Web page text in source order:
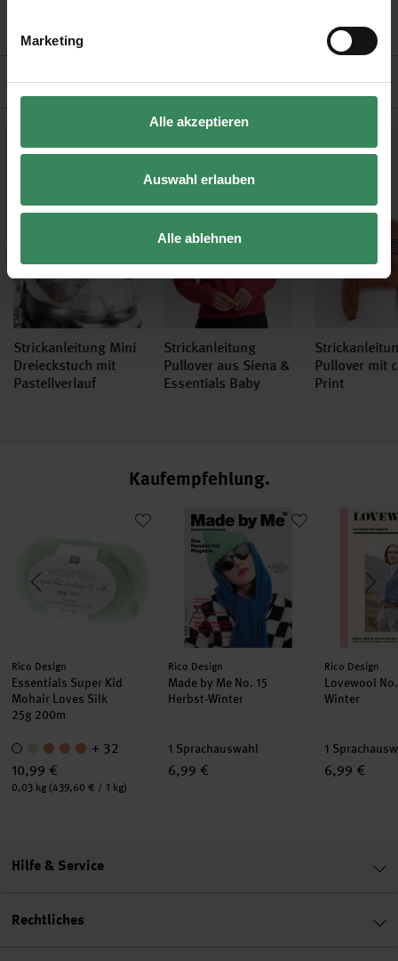
Marketing
Alle akzeptieren
Auswahl erlauben
Alle ablehnen
Hersteller
Strickanleitung Mini
Dreieckstuch mit
Pastellverlauf
Strickanleitung
Pullover aus Siena &
Essentials Baby
Pullover mit
Print
Kaufempfehlung
Loves Silk Glamorous Glitter
Essentials Super Kid Mohair Loves Silk
Hersteller:
Rico Design
Essentials Super Kid
Mohair Loves Silk
25g 200m
+ 32
10,99 €
Inhalt:
0,03 kg (439,60 € / 1 kg)
Made by Me No. 15 Herbst-Winter
Hersteller:
Rico Design
Made by Me No. 15
Herbst-Winter
1 Sprachauswahl
6,99 €
Lovewool
Hersteller:
Rico Design
Lovewool
Winter
1
6,99 €
Hilfe & Service
Rechtliches